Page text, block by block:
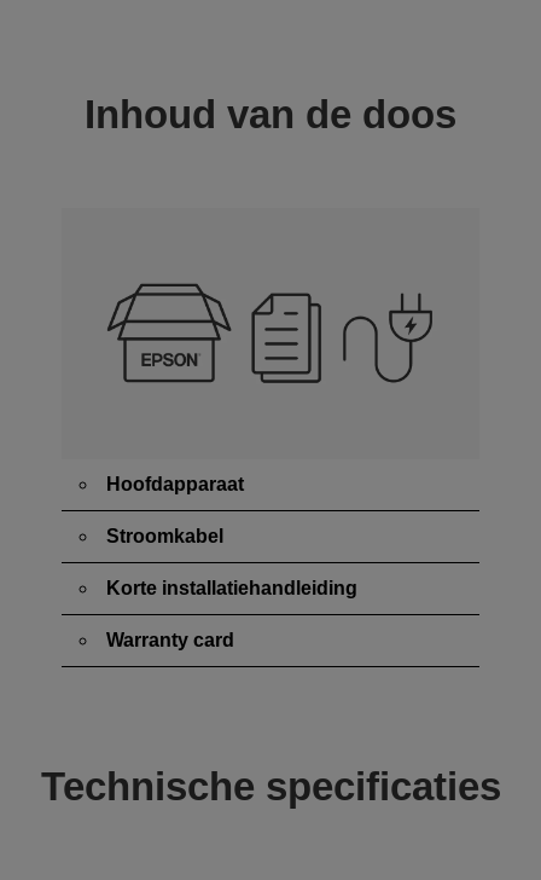
Inhoud van de doos
Hoofdapparaat
Stroomkabel
Korte installatiehandleiding
Warranty card
Technische specificaties